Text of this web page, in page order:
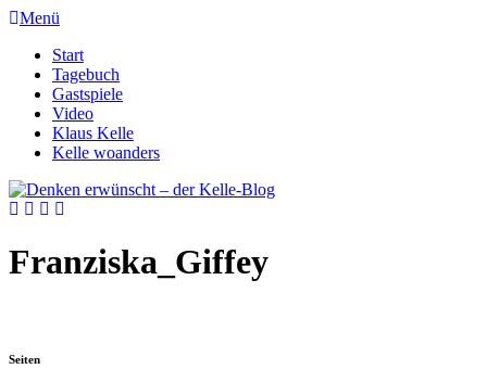
Menü
Start
Tagebuch
Gastspiele
Video
Klaus Kelle
Kelle woanders
Franziska_Giffey
Seiten